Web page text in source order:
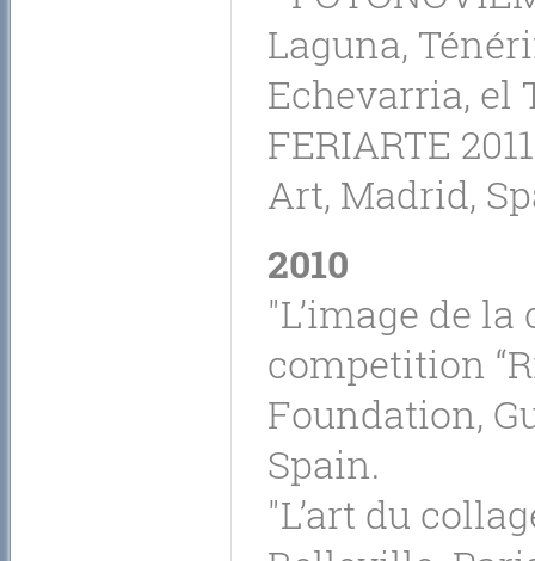
Laguna,
Echevarria, el
FERIARTE
Art, Madrid,
2010
"L’image de
competition
Foundation,
Spain.
"L’art du